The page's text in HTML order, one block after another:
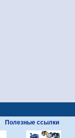
Полезные ссылки